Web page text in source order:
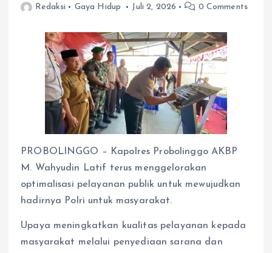
Redaksi Gaya Hidup Juli 2, 2026 0 Comments
PROBOLINGGO – Kapolres Probolinggo AKBP
M. Wahyudin Latif terus menggelorakan
optimalisasi pelayanan publik untuk mewujudkan
hadirnya Polri untuk masyarakat.
Upaya meningkatkan kualitas pelayanan kepada
masyarakat melalui penyediaan sarana dan